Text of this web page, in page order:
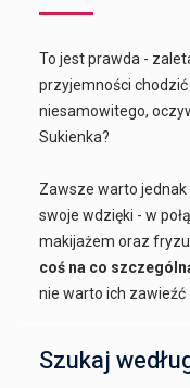
To jest prawda -
przyjemności
niesamowitego,
Sukienka?
Zawsze warto
swoje wdzięki - w
makijażem oraz
coś na co
nie warto ich zawieźć
Szukaj